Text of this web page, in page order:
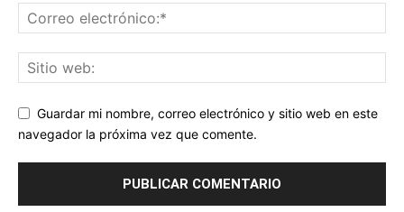
Guardar mi nombre, correo electrónico y sitio web en este
navegador la próxima vez que comente.